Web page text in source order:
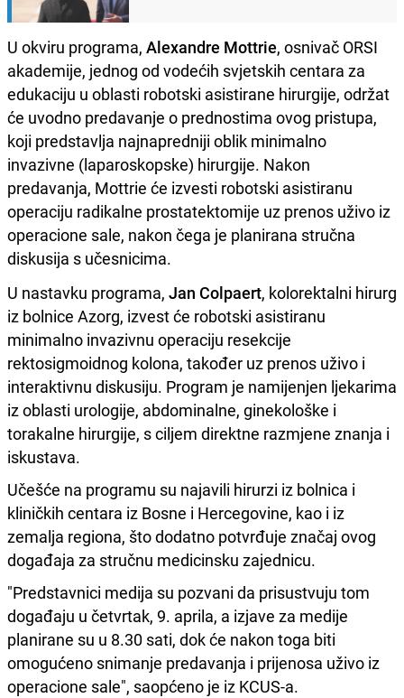
U okviru programa, Alexandre Mottrie, osnivač ORSI
akademije, jednog od vodećih svjetskih centara za
edukaciju u oblasti robotski asistirane hirurgije, održat
će uvodno predavanje o prednostima ovog pristupa,
koji predstavlja najnapredniji oblik minimalno
invazivne (laparoskopske) hirurgije. Nakon
predavanja, Mottrie će izvesti robotski asistiranu
operaciju radikalne prostatektomije uz prenos uživo iz
operacione sale, nakon čega je planirana stručna
diskusija s učesnicima.
U nastavku programa, Jan Colpaert, kolorektalni hirurg
iz bolnice Azorg, izvest će robotski asistiranu
minimalno invazivnu operaciju resekcije
rektosigmoidnog kolona, također uz prenos uživo i
interaktivnu diskusiju. Program je namijenjen ljekarima
iz oblasti urologije, abdominalne, ginekološke i
torakalne hirurgije, s ciljem direktne razmjene znanja i
iskustava.
Učešće na programu su najavili hirurzi iz bolnica i
kliničkih centara iz Bosne i Hercegovine, kao i iz
zemalja regiona, što dodatno potvrđuje značaj ovog
događaja za stručnu medicinsku zajednicu.
"Predstavnici medija su pozvani da prisustvuju tom
događaju u četvrtak, 9. aprila, a izjave za medije
planirane su u 8.30 sati, dok će nakon toga biti
omogućeno snimanje predavanja i prijenosa uživo iz
operacione sale", saopćeno je iz KCUS-a.